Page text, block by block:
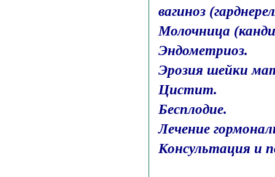
вагиноз
Молочница
Эндометриоз.
Эрозия шейки
Цистит.
Бесплодие.
Лечение
Консультация и